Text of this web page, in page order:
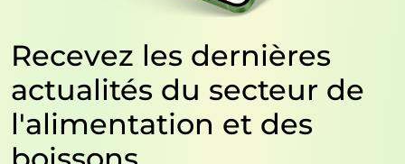
Recevez les dernières
actualités du secteur de
l'alimentation et des